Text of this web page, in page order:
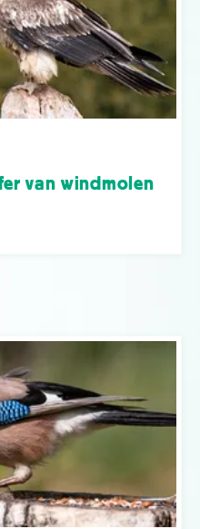
van windmolen